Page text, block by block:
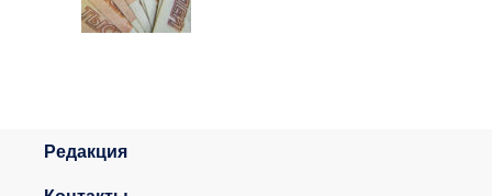
Редакция